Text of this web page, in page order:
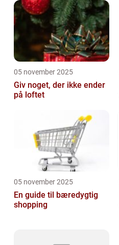
05 november 2025
Giv noget, der ikke ender
på loftet
05 november 2025
En guide til bæredygtig
shopping